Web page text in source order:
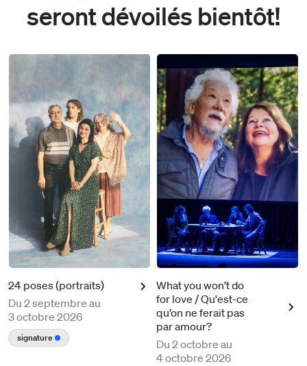
seront dévoilés bientôt!
24 poses (portraits)
Du 2 septembre au
3 octobre 2026
signature
What you won’t do
for love / Qu'est-ce
qu’on ne ferait pas
par amour?
Du 2 octobre au
4 octobre 2026